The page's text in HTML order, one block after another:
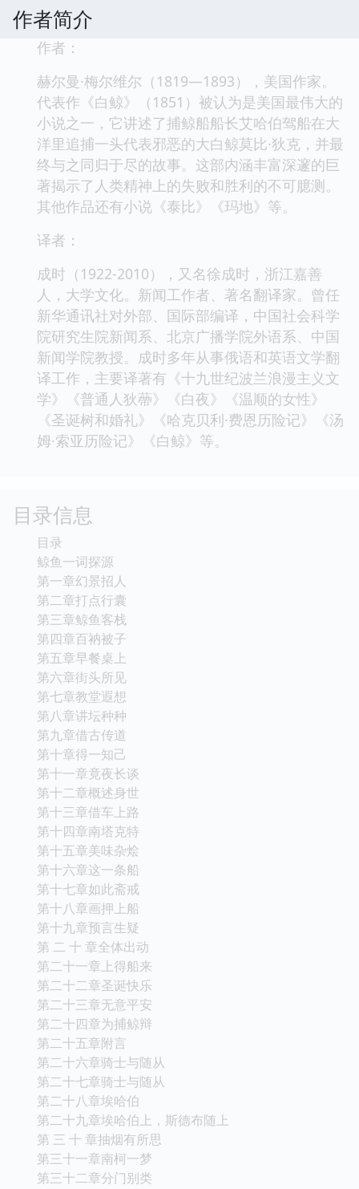
作者简介
作者：
赫尔曼·梅尔维尔（1819—1893），美国作家。
代表作《白鲸》（1851）被认为是美国最伟大的
小说之一，它讲述了捕鲸船船长艾哈伯驾船在大
洋里追捕一头代表邪恶的大白鲸莫比·狄克，并最
终与之同归于尽的故事。这部内涵丰富深邃的巨
著揭示了人类精神上的失败和胜利的不可臆测。
其他作品还有小说《泰比》《玛地》等。
译者：
成时（1922-2010），又名徐成时，浙江嘉善
人，大学文化。新闻工作者、著名翻译家。曾任
新华通讯社对外部、国际部编译，中国社会科学
院研究生院新闻系、北京广播学院外语系、中国
新闻学院教授。成时多年从事俄语和英语文学翻
译工作，主要译著有《十九世纪波兰浪漫主义文
学》《普通人狄蔕》《白夜》《温顺的女性》
《圣诞树和婚礼》《哈克贝利·费恩历险记》《汤
姆·索亚历险记》《白鲸》等。
目录信息
目录
鲸鱼一词探源
第一章幻景招人
第二章打点行囊
第三章鲸鱼客栈
第四章百衲被子
第五章早餐桌上
第六章街头所见
第七章教堂遐想
第八章讲坛种种
第九章借古传道
第十章得一知己
第十一章竟夜长谈
第十二章概述身世
第十三章借车上路
第十四章南塔克特
第十五章美味杂烩
第十六章这一条船
第十七章如此斋戒
第十八章画押上船
第十九章预言生疑
第 二 十 章全体出动
第二十一章上得船来
第二十二章圣诞快乐
第二十三章无意平安
第二十四章为捕鲸辩
第二十五章附言
第二十六章骑士与随从
第二十七章骑士与随从
第二十八章埃哈伯
第二十九章埃哈伯上，斯德布随上
第 三 十 章抽烟有所思
第三十一章南柯一梦
第三十二章分门别类